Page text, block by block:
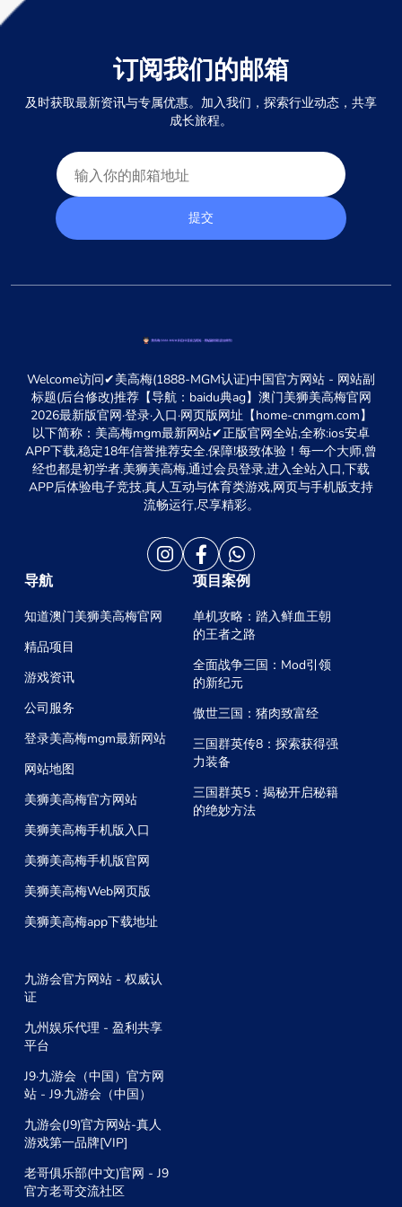
订阅我们的邮箱
及时获取最新资讯与专属优惠。加入我们，探索行业动态，共享
成长旅程。
提交
Welcome访问✔美高梅(1888-MGM认证)中国官方网站 - 网站副
标题(后台修改)推荐【导航：baidu典ag】澳门美狮美高梅官网
2026最新版官网·登录·入口·网页版网址【home-cnmgm.com】
以下简称：美高梅mgm最新网站✔正版官网全站,全称:ios安卓
APP下载,稳定18年信誉推荐安全.保障!极致体验！每一个大师,曾
经也都是初学者.美狮美高梅,通过会员登录,进入全站入口,下载
APP后体验电子竞技,真人互动与体育类游戏,网页与手机版支持
流畅运行,尽享精彩。
导航
知道澳门美狮美高梅官网
精品项目
游戏资讯
公司服务
登录美高梅mgm最新网站
网站地图
美狮美高梅官方网站
美狮美高梅手机版入口
美狮美高梅手机版官网
美狮美高梅Web网页版
美狮美高梅app下载地址
九游会官方网站 - 权威认
证
九州娱乐代理 - 盈利共享
平台
J9·九游会（中国）官方网
站 - J9·九游会（中国）
九游会(J9)官方网站-真人
游戏第一品牌[VIP]
老哥俱乐部(中文)官网 - J9
官方老哥交流社区
项目案例
单机攻略：踏入鲜血王朝
的王者之路
全面战争三国：Mod引领
的新纪元
傲世三国：猪肉致富经
三国群英传8：探索获得强
力装备
三国群英5：揭秘开启秘籍
的绝妙方法